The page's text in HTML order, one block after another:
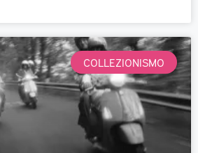
COLLEZIONISMO